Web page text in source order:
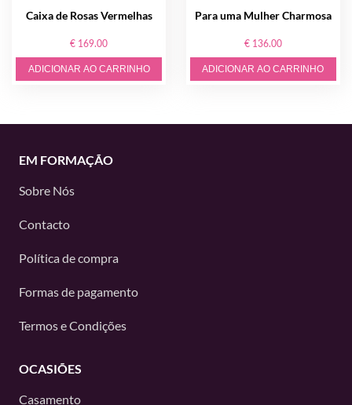
Caixa de Rosas Vermelhas
€ 169.00
ADICIONAR AO CARRINHO
Para uma Mulher Charmosa
€ 136.00
ADICIONAR AO CARRINHO
EM FORMAÇÃO
Sobre Nós
Contacto
Política de compra
Formas de pagamento
Termos e Condições
OCASIÕES
Casamento